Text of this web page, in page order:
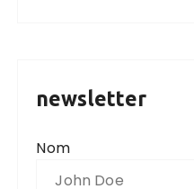
newsletter
Nom